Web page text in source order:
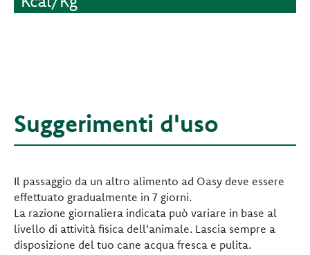
Suggerimenti d'uso
Il passaggio da un altro alimento ad Oasy deve essere
effettuato gradualmente in 7 giorni.
La razione giornaliera indicata può variare in base al
livello di attività fisica dell'animale. Lascia sempre a
disposizione del tuo cane acqua fresca e pulita.